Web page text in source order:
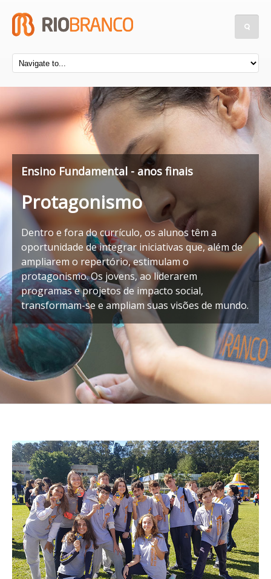
Ensino Fundamental - anos finais
Protagonismo
Dentro e fora do currículo, os alunos têm a
oportunidade de integrar iniciativas que, além de
ampliarem o repertório, estimulam o
protagonismo. Os jovens, ao liderarem
programas e projetos de impacto social,
transformam-se e ampliam suas visões de mundo.